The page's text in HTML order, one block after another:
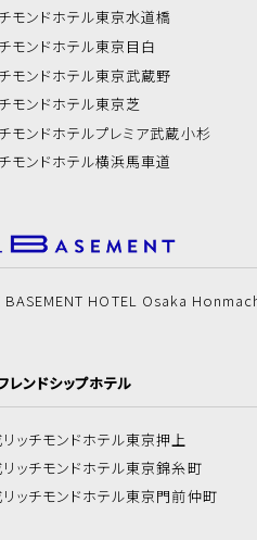
モンドホテル東京水道橋
モンドホテル東京目白
モンドホテル東京武蔵野
モンドホテル東京芝
モンドホテルプレミア武蔵小杉
モンドホテル横浜馬車道
BASEMENT HOTEL Osaka
レンドシップホテル
ッチモンドホテル東京押上
ッチモンドホテル東京錦糸町
ッチモンドホテル東京門前仲町